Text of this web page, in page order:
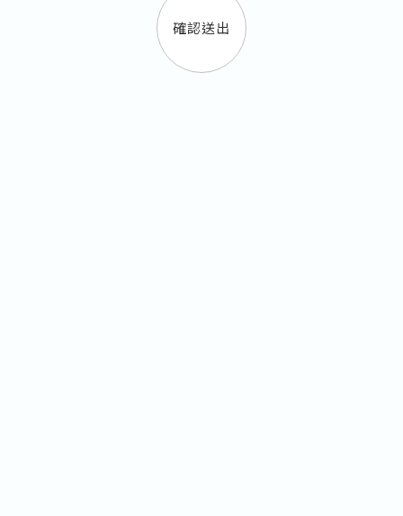
確認送出